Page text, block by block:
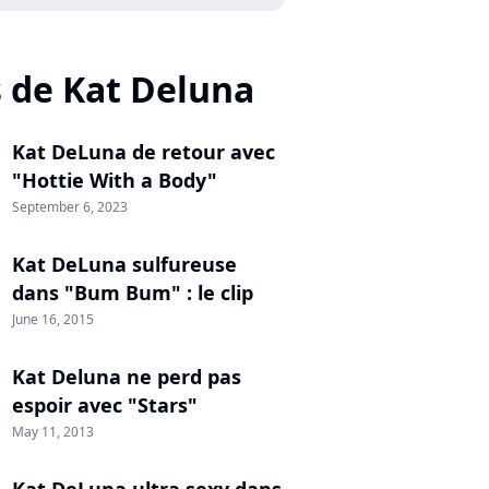
de Kat Deluna
Kat DeLuna de retour avec
"Hottie With a Body"
September 6, 2023
Kat DeLuna sulfureuse
dans "Bum Bum" : le clip
June 16, 2015
Kat Deluna ne perd pas
espoir avec "Stars"
May 11, 2013